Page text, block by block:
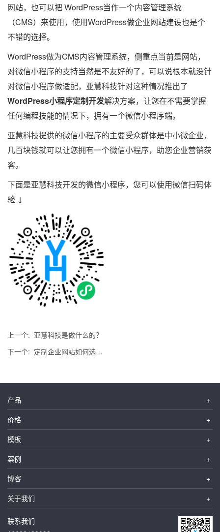
网站，也可以把 WordPress当作一个内容管理系统
（CMS）来使用，使用WordPress做企业网站建设也是个
不错的选择。
WordPress做为CMS内容管理系统，侧重点当前是网站，
对微信小程序的支持当然是不友好的了，可以说根本就没针
对微信小程序做适配，亚慧科技针对这种情况推出了
WordPress小程序定制开发解决方案，让您在不需要掌握
任何编程技能的情况下，拥有一个微信小程序端。
亚慧科技提供的微信小程序的主要受众群体是中小微企业，
几百块钱就可以让您拥有一个微信小程序，助您企业营销获
客。
下面是亚慧科技开发的微信小程序，您可以使用微信扫码体
验 ↓
上一个: 亚慧科技是做什么的？
下一个:
定制企业网站如何选择靠谱的网站定制公司？
产品
价格
模板
案例
博客
关于我们
联系我们